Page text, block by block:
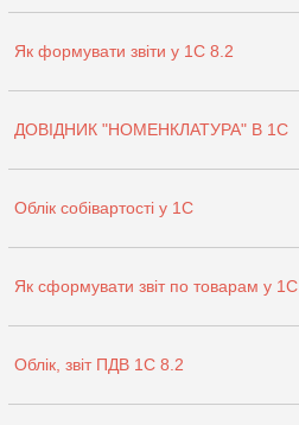
Як формувати звіти у 1С 8.2
ДОВІДНИК "НОМЕНКЛАТУРА" В 1С
Облік собівартості у 1С
Як сформувати звіт по товарам у 1С
Облік, звіт ПДВ 1С 8.2